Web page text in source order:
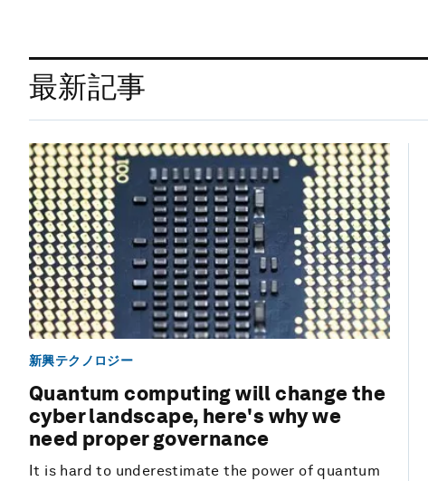
最新記事
新興テクノロジー
Quantum computing will change the
cyber landscape, here's why we
need proper governance
It is hard to underestimate the power of quantum